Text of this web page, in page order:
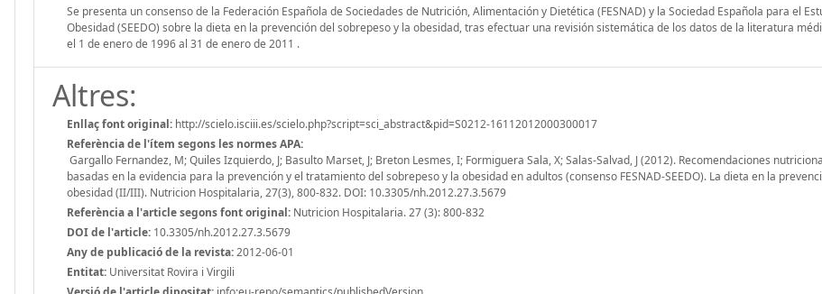
Se presenta un consenso de la Federación Española de Sociedades de Nutrición, Alimentación y Dietética (FESNAD) y la Sociedad Española para el
Obesidad (SEEDO) sobre la dieta en la prevención del sobrepeso y la obesidad, tras efectuar una revisión sistemática de los datos de la literatura
el 1 de enero de 1996 al 31 de enero de 2011 .
Altres:
Enllaç font original: http://scielo.isciii.es/scielo.php?script=sci_abstract&pid=S0212-16112012000300017
Referència de l'ítem segons les normes APA:
Gargallo Fernandez, M; Quiles Izquierdo, J; Basulto Marset, J; Breton Lesmes, I; Formiguera Sala, X; Salas-Salvad, J (2012). Recomendaciones
basadas en la evidencia para la prevención y el tratamiento del sobrepeso y la obesidad en adultos (consenso FESNAD-SEEDO). La dieta en la
obesidad (II/III). Nutricion Hospitalaria, 27(3), 800-832. DOI: 10.3305/nh.2012.27.3.5679
Referència a l'article segons font original: Nutricion Hospitalaria. 27 (3): 800-832
DOI de l'article: 10.3305/nh.2012.27.3.5679
Any de publicació de la revista:2012-06-01
Entitat: Universitat Rovira i Virgili